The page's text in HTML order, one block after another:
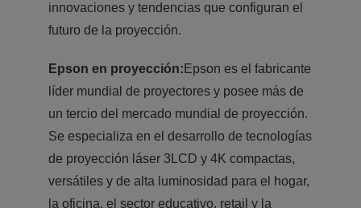
innovaciones y tendencias que configuran el
futuro de la proyección.
Epson en proyección: Epson es el fabricante
líder mundial de proyectores y posee más de
un tercio del mercado mundial de proyección.
Se especializa en el desarrollo de tecnologías
de proyección láser 3LCD y 4K compactas,
versátiles y de alta luminosidad para el hogar,
la oficina, el sector educativo, retail y la